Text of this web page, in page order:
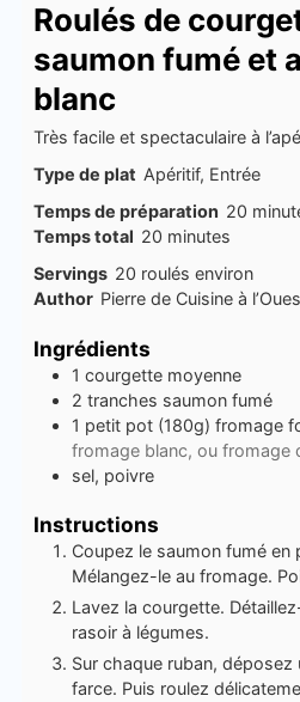
Roulés de
saumon fumé et
blanc
Très facile et spectaculaire à
Type de plat Apéritif, Entrée
Temps de préparation 20
Temps total 20minutes
minutes
Servings 20 roulés environ
Author Pierre de Cuisine à
Ingrédients
1 courgette moyenne
2 tranches saumon fumé
1 petit pot (180g) fromage
fromage blanc, ou fromage
sel, poivre
Instructions
Coupez le saumon fumé en
Mélangez-le au fromage.
Lavez la courgette.
rasoir à légumes.
Sur chaque ruban, déposez
farce. Puis roulez